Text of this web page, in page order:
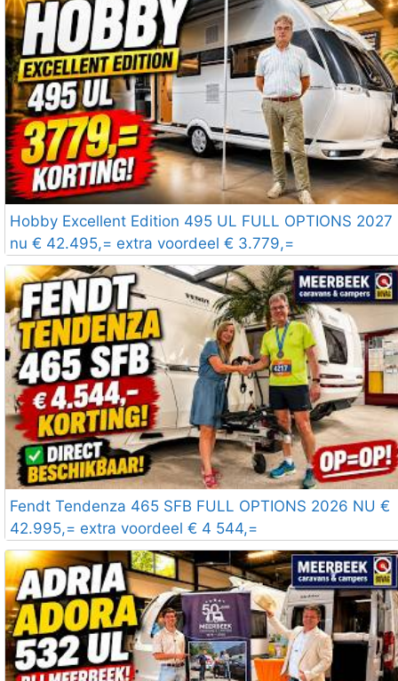
Hobby Excellent Edition 495 UL FULL OPTIONS 2027
nu € 42.495,= extra voordeel € 3.779,=
Fendt Tendenza 465 SFB FULL OPTIONS 2026 NU €
42.995,= extra voordeel € 4 544,=